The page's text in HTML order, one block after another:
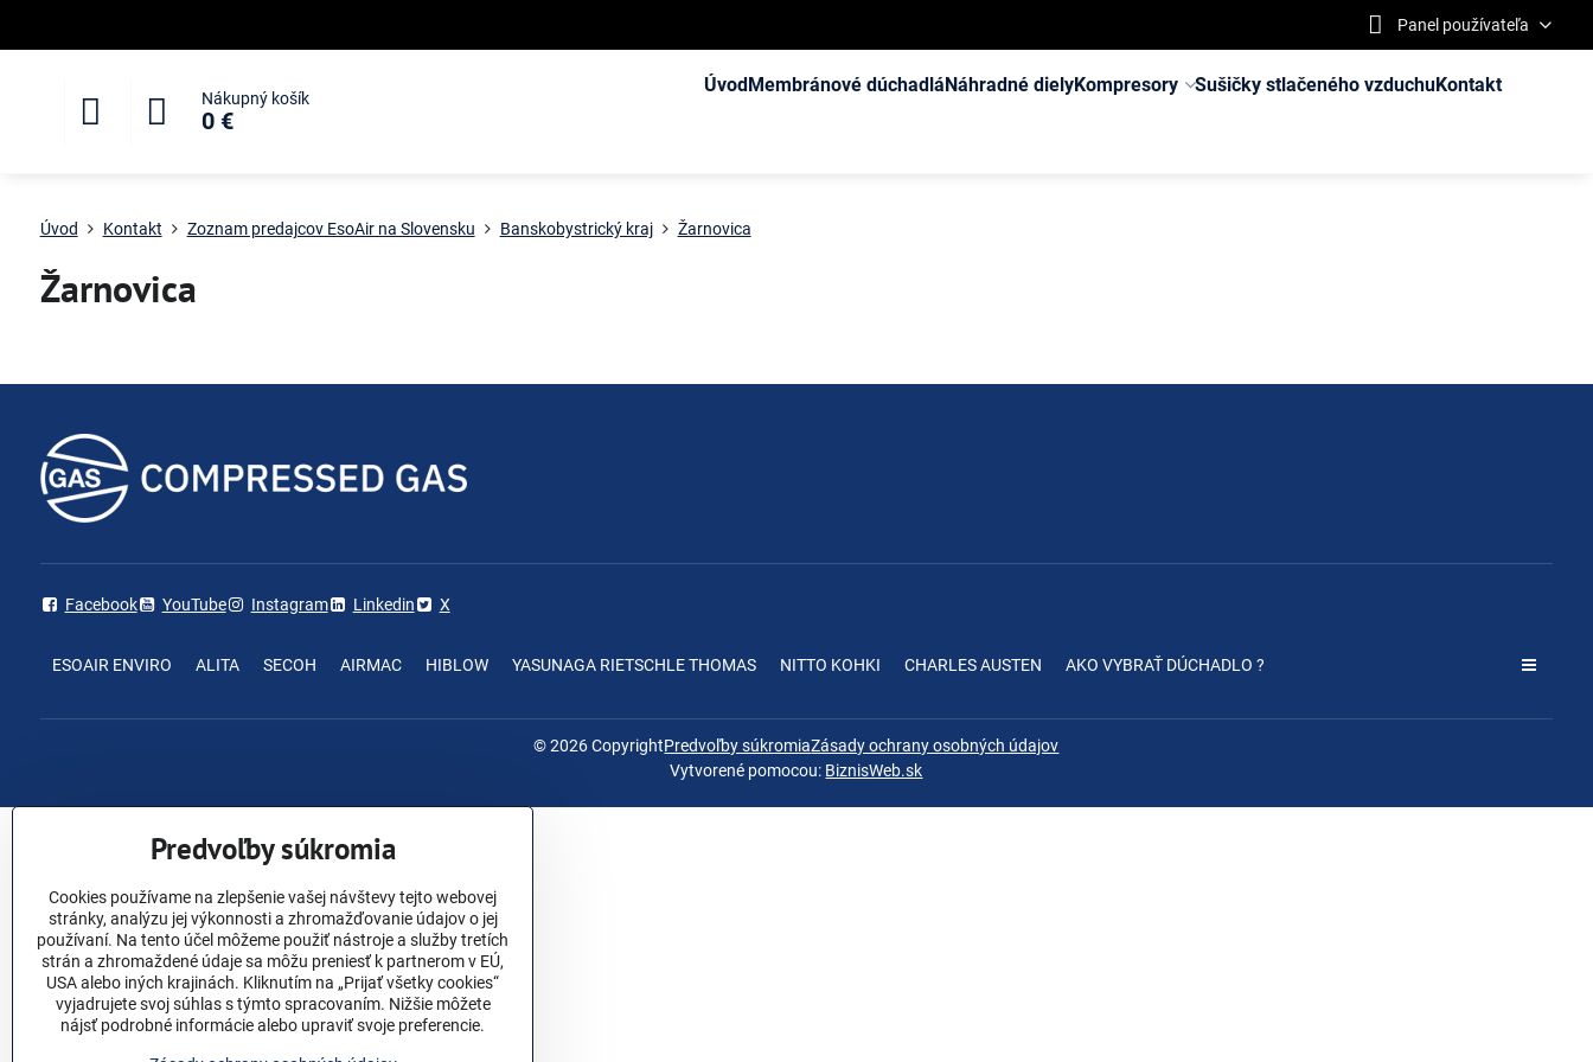
Panel používateľa
Nákupný košík
0 €
ÚvodMembránové dúchadláNáhradné dielyKompresory Sušičky stlačeného vzduchuKontakt
Úvod Kontakt Zoznam predajcov EsoAir na Slovensku Banskobystrický kraj Žarnovica
Žarnovica
Facebook YouTube Instagram Linkedin X
ESOAIR ENVIRO ALITA SECOH AIRMAC HIBLOW YASUNAGA RIETSCHLE THOMAS NITTO KOHKI CHARLES AUSTEN AKO VYBRAŤ DÚCHADLO ?
©2026CopyrightPredvoľby súkromiaZásady ochrany osobných údajov
Vytvorené pomocou: BiznisWeb.sk
Predvoľby súkromia
Cookies používame na zlepšenie vašej návštevy tejto webovej
stránky, analýzu jej výkonnosti a zhromažďovanie údajov o jej
používaní. Na tento účel môžeme použiť nástroje a služby tretích
strán a zhromaždené údaje sa môžu preniesť k partnerom v EÚ,
USA alebo iných krajinách. Kliknutím na „Prijať všetky cookies“
vyjadrujete svoj súhlas s týmto spracovaním. Nižšie môžete
nájsť podrobné informácie alebo upraviť svoje preferencie.